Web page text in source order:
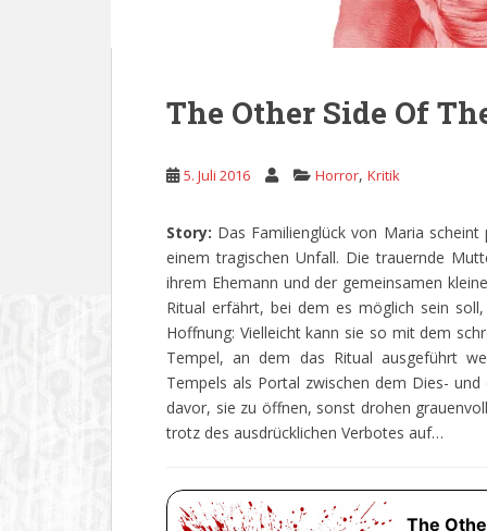
The Other Side Of
5. Juli 2016 Horror, Kritik
Story: Das Familienglück von Maria
einem tragischen Unfall. Die trauernde
ihrem Ehemann und der gemeinsamen
Ritual erfährt, bei dem es möglich sein
Hoffnung: Vielleicht kann sie so mit dem
Tempel, an dem das Ritual ausgeführt
Tempels als Portal zwischen dem Dies-
davor, sie zu öffnen, sonst drohen
trotz des ausdrücklichen Verbotes auf…